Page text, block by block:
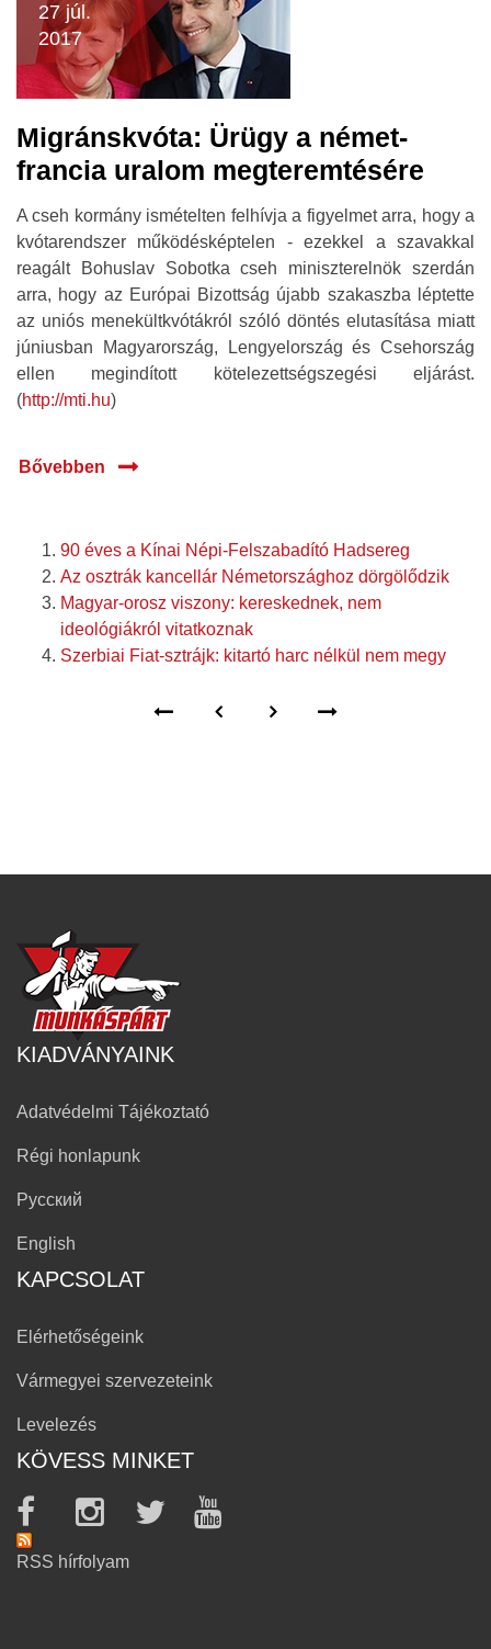
27 júl.
2017
Migránskvóta: Ürügy a német-
francia uralom megteremtésére
A cseh kormány ismételten felhívja a figyelmet arra, hogy a
kvótarendszer működésképtelen - ezekkel a szavakkal
reagált Bohuslav Sobotka cseh miniszterelnök szerdán
arra, hogy az Európai Bizottság újabb szakaszba léptette
az uniós menekültkvótákról szóló döntés elutasítása miatt
júniusban Magyarország, Lengyelország és Csehország
ellen megindított kötelezettségszegési eljárást.
(http://mti.hu)
Bővebben
90 éves a Kínai Népi-Felszabadító Hadsereg
Az osztrák kancellár Németországhoz dörgölődzik
Magyar-orosz viszony: kereskednek, nem
ideológiákról vitatkoznak
Szerbiai Fiat-sztrájk: kitartó harc nélkül nem megy
KIADVÁNYAINK
Adatvédelmi Tájékoztató
Régi honlapunk
Русский
English
KAPCSOLAT
Elérhetőségeink
Vármegyei szervezeteink
Levelezés
KÖVESS MINKET
RSS hírfolyam